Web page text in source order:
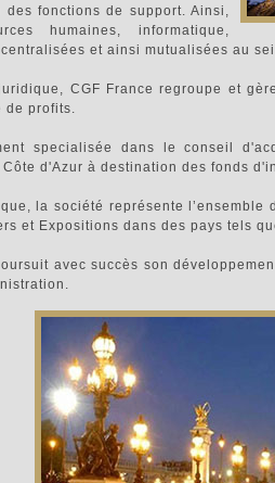
fonctions de support. Ainsi,
humaines, informatique,
et ainsi mutualisées au
CGF France regroupe et
de profits.
specialisée dans le conseil
d'Azur à destination des fonds
la société représente
et Expositions dans des pays tels
avec succès son